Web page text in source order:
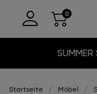
Startseite Möbel